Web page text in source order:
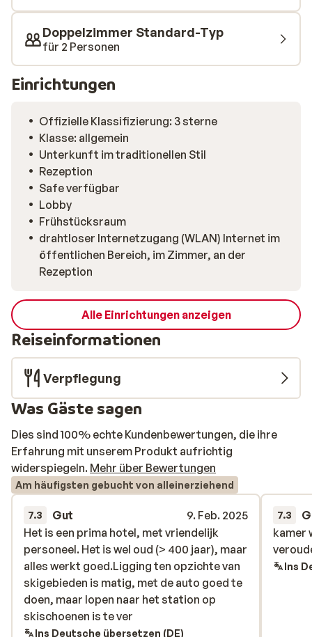
Doppelzimmer Standard-Typ
für 2 Personen
Einrichtungen
Offizielle Klassifizierung: 3 sterne
Klasse: allgemein
Unterkunft im traditionellen Stil
Rezeption
Safe verfügbar
Lobby
Frühstücksraum
drahtloser Internetzugang (WLAN) Internet im
öffentlichen Bereich, im Zimmer, an der
Rezeption
Alle Einrichtungen anzeigen
Reiseinformationen
Verpflegung
Was Gäste sagen
Dies sind 100% echte Kundenbewertungen, die ihre
Erfahrung mit unserem Produkt aufrichtig
widerspiegeln. Mehr über Bewertungen
Am häufigsten gebucht von alleinerziehend
7.3 Gut
9. Feb. 2025
Het is een prima hotel, met vriendelijk
personeel. Het is wel oud (> 400 jaar), maar
alles werkt goed.Ligging ten opzichte van
skigebieden is matig, met de auto goed te
doen, maar lopen naar het station op
skischoenen is te ver
Het is een prima hotel, met vriendelijk
personeel. Het is wel oud (> 400 jaar), maar
alles werkt goed.Ligging ten opzichte van
skigebieden is matig, met de auto goed te
doen, maar lopen naar het station op
skischoenen is te ver
Ins Deutsche übersetzen (DE)
7.3
kamer
kamer
Ins